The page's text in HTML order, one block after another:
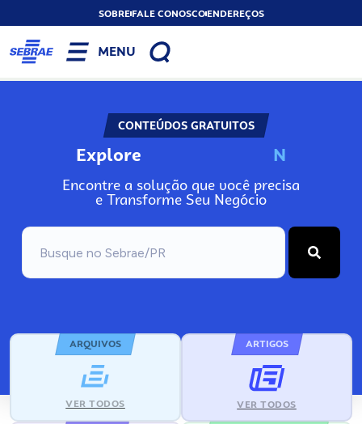
SOBREFALE CONOSCOENDEREÇOS
MENU
CONTEÚDOS GRATUITOS
Explore N
Encontre a solução que você precisa
e Transforme Seu Negócio
ARQUIVOS
VER TODOS
ARTIGOS
VER TODOS